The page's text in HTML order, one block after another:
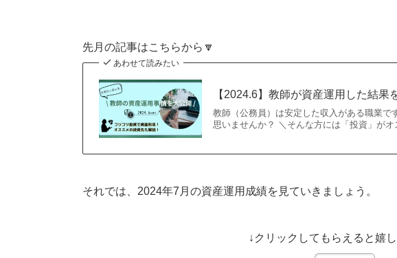
先月の記事はこちらから🔽
あわせて読みたい
【2024.6】教師が資産運用した結果
教師（公務員）は安定した収入がある職業で
思いませんか？ ＼そんな方には「投資」が
それでは、2024年7月の資産運用成績を見ていきましょう。
↓クリックしてもらえると嬉し